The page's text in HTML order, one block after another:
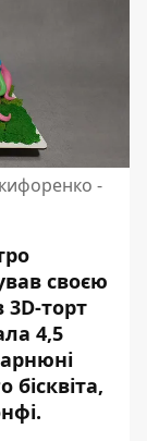
-
своєю
3D-торт
4,5